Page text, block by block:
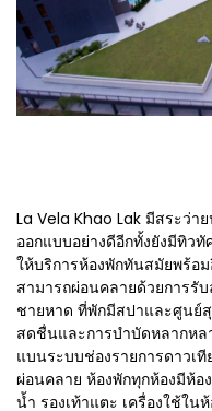
La Vela Khao Lak มีสระว่
ออกแบบอย่างดีอีกทั้งยังมีทิว
ให้บริการห้องพักทันสมัยพร้อ
สามารถผ่อนคลายด้วยการรั
ชายหาด ที่พักมีสปาและศูนย์
สดชื่นและการบำบัดหลากห
แบนระบบช่องรายการดาวเ
ผ่อนคลาย ห้องพักทุกห้องมีห้
น้ำ รองเท้าแตะ เครื่องใช้ใน